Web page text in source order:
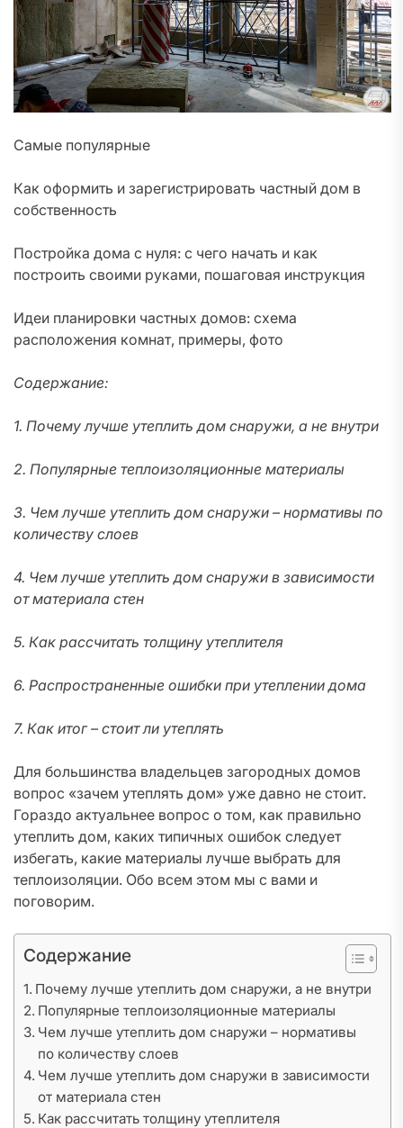
Самые популярные
Как оформить и зарегистрировать частный дом в
собственность
Постройка дома с нуля: с чего начать и как
построить своими руками, пошаговая инструкция
Идеи планировки частных домов: схема
расположения комнат, примеры, фото
Содержание:
1. Почему лучше утеплить дом снаружи, а не внутри
2. Популярные теплоизоляционные материалы
3. Чем лучше утеплить дом снаружи – нормативы по
количеству слоев
4. Чем лучше утеплить дом снаружи в зависимости
от материала стен
5. Как рассчитать толщину утеплителя
6. Распространенные ошибки при утеплении дома
7. Как итог – стоит ли утеплять
Для большинства владельцев загородных домов
вопрос «зачем утеплять дом» уже давно не стоит.
Гораздо актуальнее вопрос о том, как правильно
утеплить дом, каких типичных ошибок следует
избегать, какие материалы лучше выбрать для
теплоизоляции. Обо всем этом мы с вами и
поговорим.
Содержание
Почему лучше утеплить дом снаружи, а не внутри
Популярные теплоизоляционные материалы
Чем лучше утеплить дом снаружи – нормативы
по количеству слоев
Чем лучше утеплить дом снаружи в зависимости
от материала стен
Как рассчитать толщину утеплителя